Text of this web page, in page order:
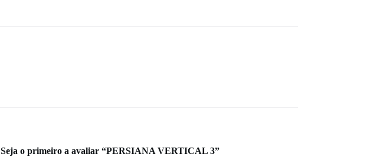
Seja o primeiro a avaliar “PERSIANA VERTICAL 3”